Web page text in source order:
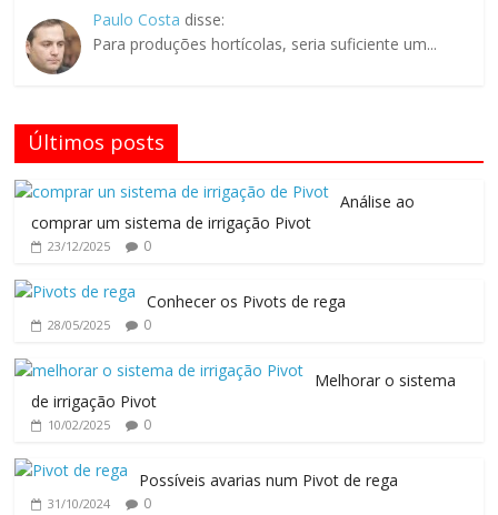
Paulo Costa disse:
Para produções hortícolas, seria suficiente um...
Últimos posts
Análise ao
comprar um sistema de irrigação Pivot
23/12/2025 0
Conhecer os Pivots de rega
28/05/2025 0
Melhorar o sistema
de irrigação Pivot
10/02/2025 0
Possíveis avarias num Pivot de rega
31/10/2024 0